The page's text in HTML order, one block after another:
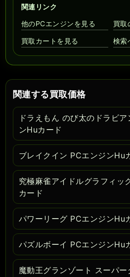
関連リンク
他のPCエンジンを見る
買取
買取カートを見る 検索
関連する買取価格
ドラえもん のび太のドラビ
ンHuカード
ブレイクイン PCエンジンHu
究極麻雀アイドルグラフィッ
カード
パワーリーグ PCエンジンHu
パズルボーイ PCエンジンHu
魔動王グランゾート スーパ